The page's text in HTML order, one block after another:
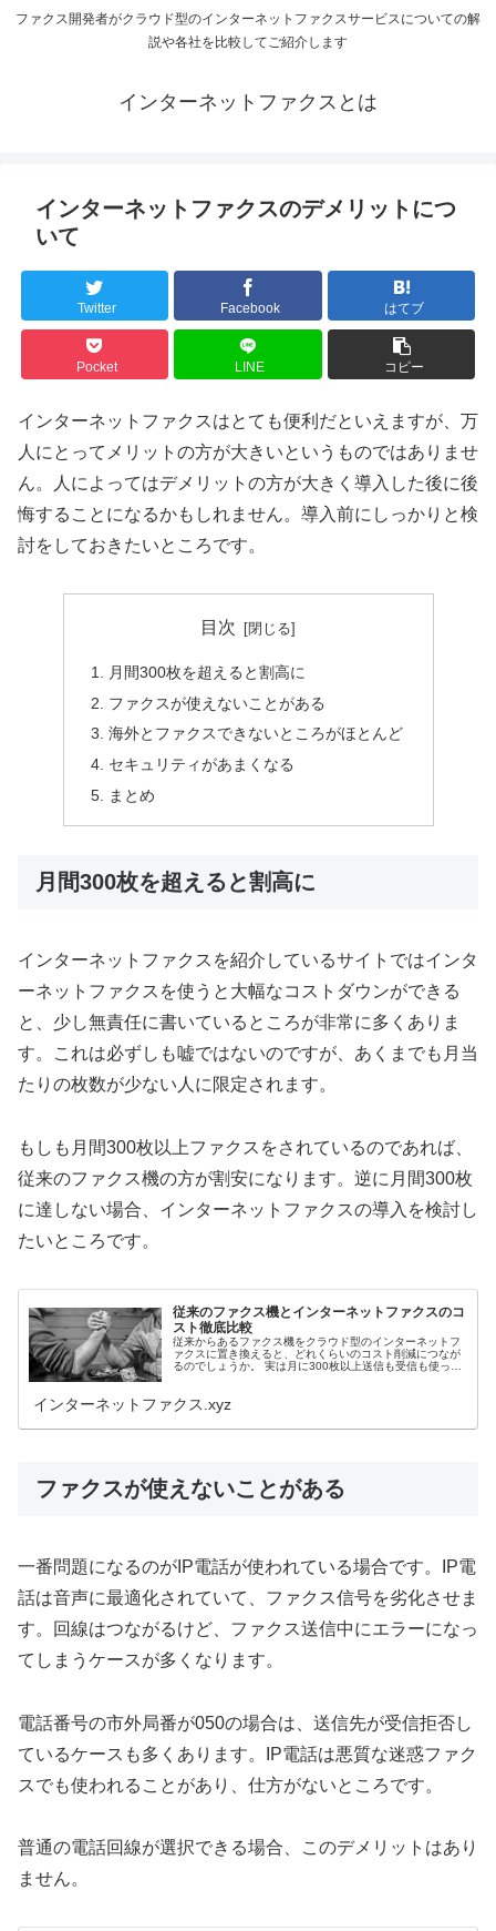
ファクス開発者がクラウド型のインターネットファクスサービスについての解
説や各社を比較してご紹介します
インターネットファクスとは
インターネットファクスのデメリットにつ
いて
Twitter Facebook はてブ
Pocket LINE コピー
インターネットファクスはとても便利だといえますが、万
人にとってメリットの方が大きいというものではありませ
ん。人によってはデメリットの方が大きく導入した後に後
悔することになるかもしれません。導入前にしっかりと検
討をしておきたいところです。
目次
月間300枚を超えると割高に
ファクスが使えないことがある
海外とファクスできないところがほとんど
セキュリティがあまくなる
まとめ
月間300枚を超えると割高に
インターネットファクスを紹介しているサイトではインタ
ーネットファクスを使うと大幅なコストダウンができる
と、少し無責任に書いているところが非常に多くありま
す。これは必ずしも嘘ではないのですが、あくまでも月当
たりの枚数が少ない人に限定されます。
もしも月間300枚以上ファクスをされているのであれば、
従来のファクス機の方が割安になります。逆に月間300枚
に達しない場合、インターネットファクスの導入を検討し
たいところです。
従来のファクス機とインターネットファクスのコ
スト徹底比較
従来からあるファクス機をクラウド型のインターネットフ
ァクスに置き換えると、どれくらいのコスト削減につなが
るのでしょうか。 実は月に300枚以上送信も受信も使って
インターネットファクス.xyz
ファクスが使えないことがある
一番問題になるのがIP電話が使われている場合です。IP電
話は音声に最適化されていて、ファクス信号を劣化させま
す。回線はつながるけど、ファクス送信中にエラーになっ
てしまうケースが多くなります。
電話番号の市外局番が050の場合は、送信先が受信拒否し
ているケースも多くあります。IP電話は悪質な迷惑ファク
スでも使われることがあり、仕方がないところです。
普通の電話回線が選択できる場合、このデメリットはあり
ません。